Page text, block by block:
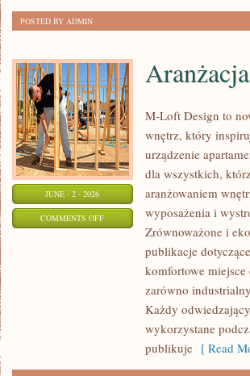
POSTED BY ADMIN
JUNE - 2 - 2026
COMMENTS OFFON
ARANŻACJA
PROJEKTOWANIE
M-Loft Design to
wnętrz, który
urządzenie
dla wszystkich,
aranżowaniem
wyposażenia i
Zrównoważone i
publikacje
komfortowe
zarówno
Każdy
wykorzystane
publikuje [ Read